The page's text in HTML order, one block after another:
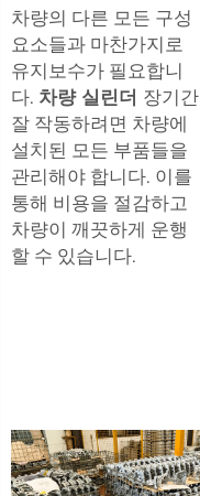
차량의 다른 모든 구성
요소들과 마찬가지로
유지보수가 필요합니
다. 차량 실린더 장기간
잘 작동하려면 차량에
설치된 모든 부품들을
관리해야 합니다. 이를
통해 비용을 절감하고
차량이 깨끗하게 운행
할 수 있습니다.